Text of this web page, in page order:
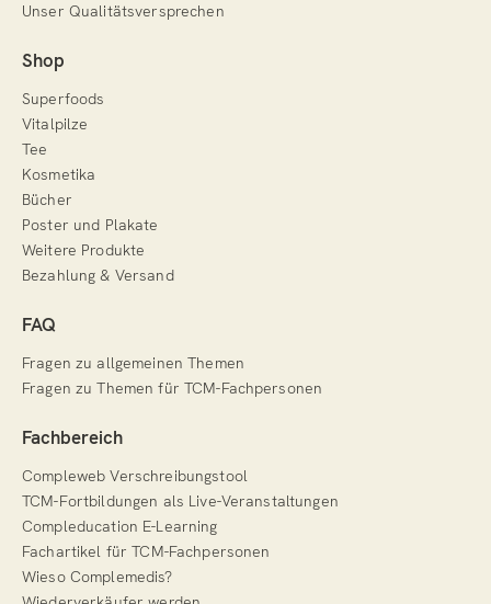
Unser Qualitätsversprechen
Shop
Superfoods
Vitalpilze
Tee
Kosmetika
Bücher
Poster und Plakate
Weitere Produkte
Bezahlung & Versand
FAQ
Fragen zu allgemeinen Themen
Fragen zu Themen für TCM-Fachpersonen
Fachbereich
Compleweb Verschreibungstool
TCM-Fortbildungen als Live-Veranstaltungen
Compleducation E-Learning
Fachartikel für TCM-Fachpersonen
Wieso Complemedis?